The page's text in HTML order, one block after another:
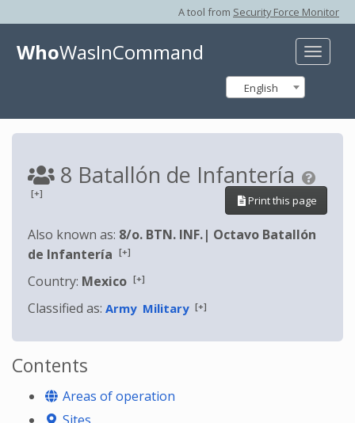
A tool from Security Force Monitor
Toggle
WhoWasInCommand
English
8 Batallón de Infantería
[+]
Print this page
Also known as: 8/o. BTN. INF.| Octavo Batallón
de Infantería [+]
Country: Mexico [+]
Classified as: Army Military [+]
Contents
Areas of operation